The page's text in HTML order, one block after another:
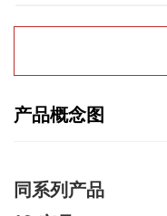
产品概念图
同系列产品